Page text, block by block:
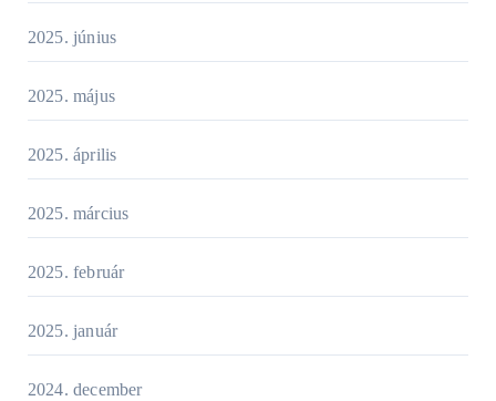
2025. június
2025. május
2025. április
2025. március
2025. február
2025. január
2024. december